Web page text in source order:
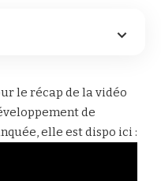
le récap de la vidéo
de
elle est dispo ici :